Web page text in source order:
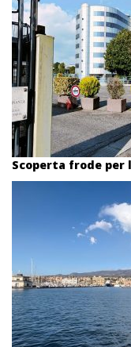
Scoperta frode per